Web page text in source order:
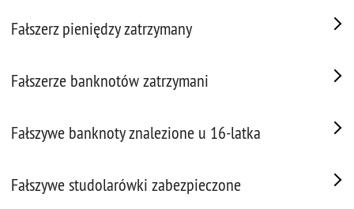
Fałszerz pieniędzy zatrzymany
Fałszerze banknotów zatrzymani
Fałszywe banknoty znalezione u 16-latka
Fałszywe studolarówki zabezpieczone